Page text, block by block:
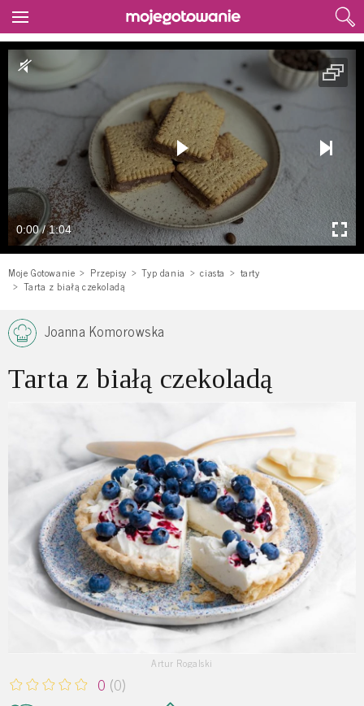
0:00 / 1:04
Moje Gotowanie Przepisy Typ dania ciasta
tarty
Tarta z białą czekoladą
Joanna Komorowska
Tarta z białą czekoladą
Artur Rogalski
0 (0)